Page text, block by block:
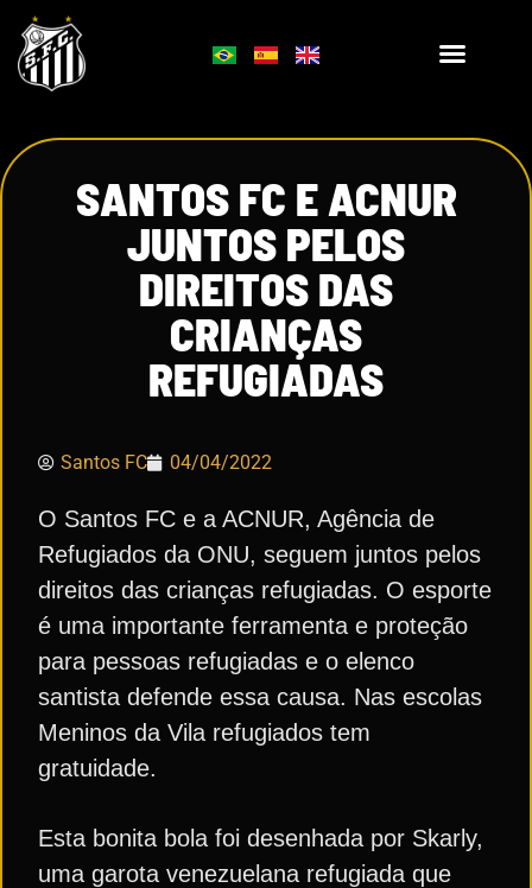
SANTOS FC E ACNUR
JUNTOS PELOS
DIREITOS DAS
CRIANÇAS
REFUGIADAS
Santos FC 04/04/2022
O Santos FC e a ACNUR, Agência de
Refugiados da ONU, seguem juntos pelos
direitos das crianças refugiadas. O esporte
é uma importante ferramenta e proteção
para pessoas refugiadas e o elenco
santista defende essa causa. Nas escolas
Meninos da Vila refugiados tem
gratuidade.
Esta bonita bola foi desenhada por Skarly,
uma garota venezuelana refugiada que